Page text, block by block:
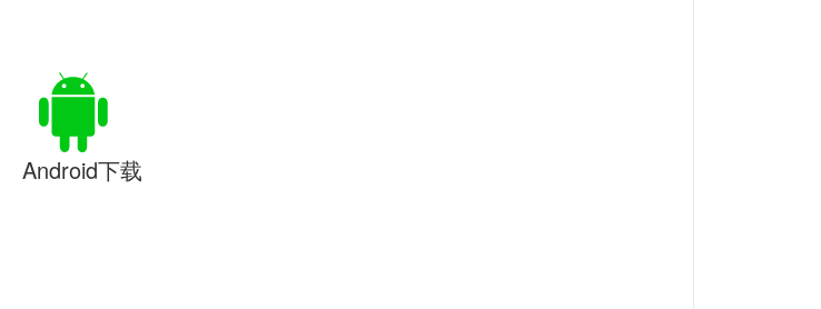
Android下载